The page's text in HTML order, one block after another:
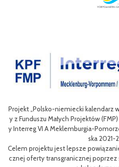
/ Pol
i turysty
Celem III Polsko-Niemieckich
nie oferty turystycznej oraz
niej dla mieszkańców obszaru
w
Efektem planowanych
m rowerów możliwości